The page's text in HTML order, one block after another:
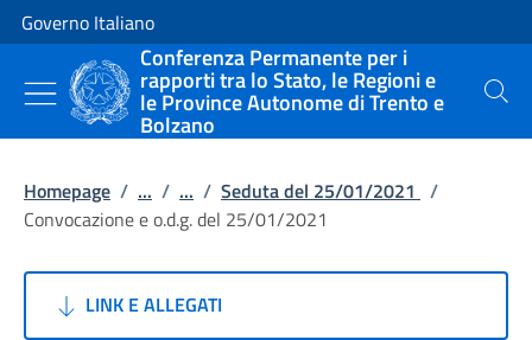
Vai al contenuto
Vai alla navigazione del sito
Governo Italiano
Conferenza Permanente per i
rapporti tra lo Stato, le Regioni e
le Province Autonome di Trento e
Bolzano
Cerca
Homepage / ... / ... / Seduta del 25/01/2021 /
Convocazione e o.d.g. del 25/01/2021
LINK E ALLEGATI